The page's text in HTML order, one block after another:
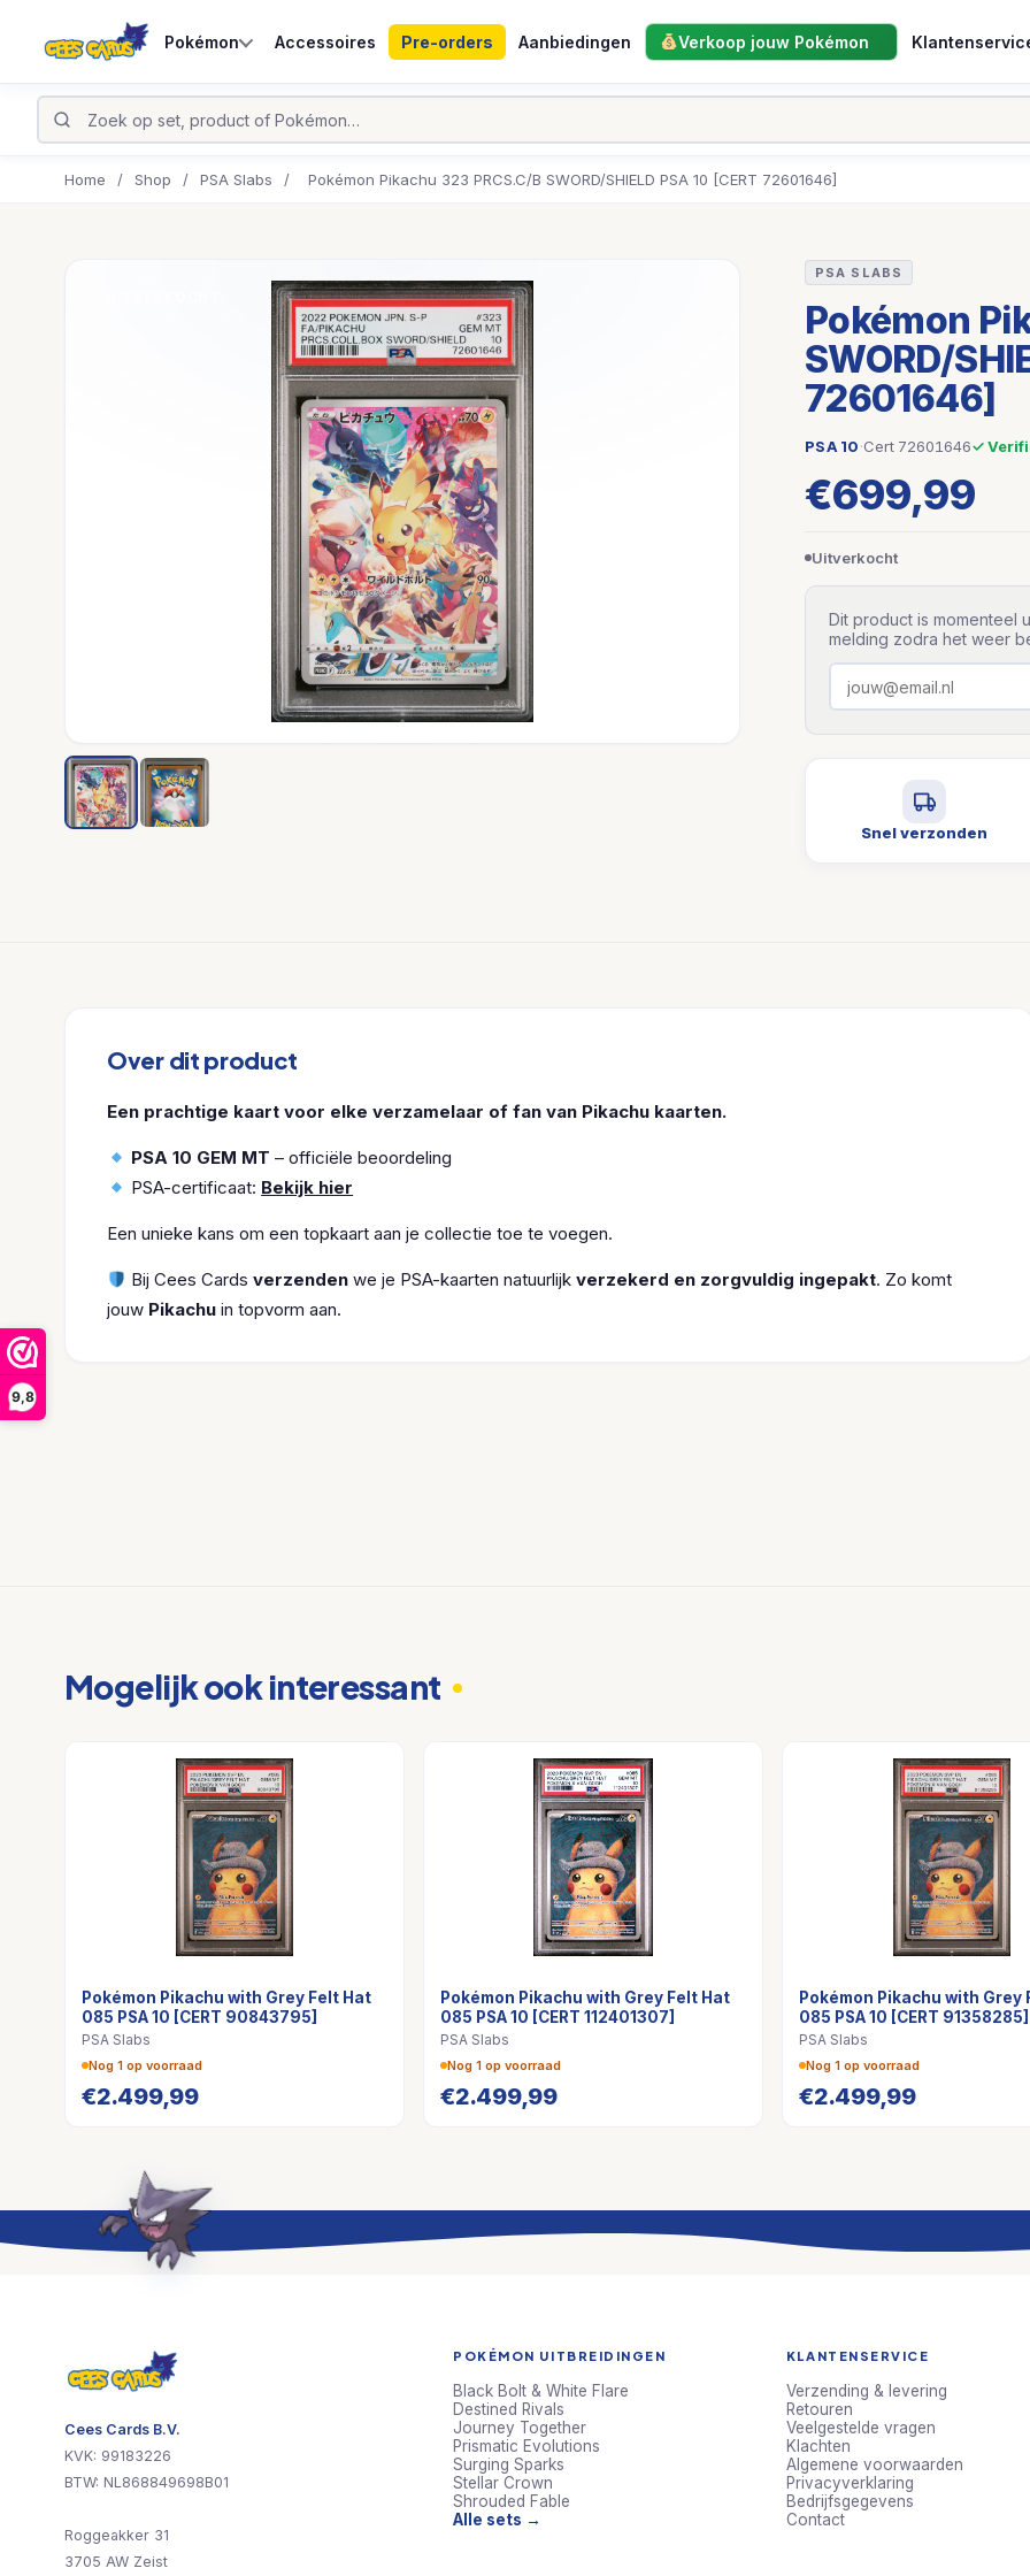
9,8
Pokémon Accessoires Pre-orders Aanbiedingen Verkoop jouw Pokémon
Home / Shop / PSA Slabs / Pokémon Pikachu 323 PRCS.C/B SWORD/SHIELD PSA 10 [CERT 72601646]
PSA SLABS
Pokémon
SWORD/
72601646]
PSA 10·Cert 72601646✓
€699,99
Uitverkocht
Dit product is momenteel
melding zodra het weer
Snel verzonden
Over dit product
Een prachtige kaart voor elke verzamelaar of fan van Pikachu kaarten.
PSA 10 GEM MT – officiële beoordeling
PSA-certificaat: Bekijk hier
Een unieke kans om een topkaart aan je collectie toe te voegen.
Bij Cees Cardsverzenden we je PSA-kaarten natuurlijkverzekerd en zorgvuldig ingepakt. Zo komt
jouw Pikachu in topvorm aan.
Mogelijk ook interessant
Pokémon Pikachu with Grey Felt Hat
085 PSA 10 [CERT 90843795]
PSA Slabs
Nog 1 op voorraad
€2.499,99
Pokémon Pikachu with Grey Felt Hat
085 PSA 10 [CERT 112401307]
PSA Slabs
Nog 1 op voorraad
€2.499,99
Pokémon Pikachu with Grey
085 PSA 10 [CERT 91358285]
PSA Slabs
Nog 1 op voorraad
€2.499,99
Cees Cards B.V.
KVK: 99183226
BTW: NL868849698B01
Roggeakker 31
3705 AW Zeist
POKÉMON UITBREIDINGEN
Black Bolt & White Flare
Destined Rivals
Journey Together
Prismatic Evolutions
Surging Sparks
Stellar Crown
Shrouded Fable
Alle sets →
KLANTENSERVICE
Verzending & levering
Retouren
Veelgestelde vragen
Klachten
Algemene voorwaarden
Privacyverklaring
Bedrijfsgegevens
Contact